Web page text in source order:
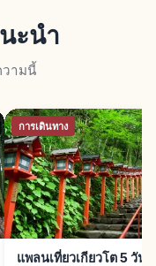
ะนำ
วามนี้
การเดินทาง
แพลนเที่ยวเกียวโต 5 วัน